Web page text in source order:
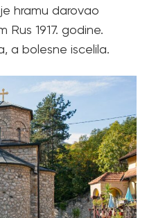
hramu darovao
Rus 1917. godine.
a bolesne iscelila.